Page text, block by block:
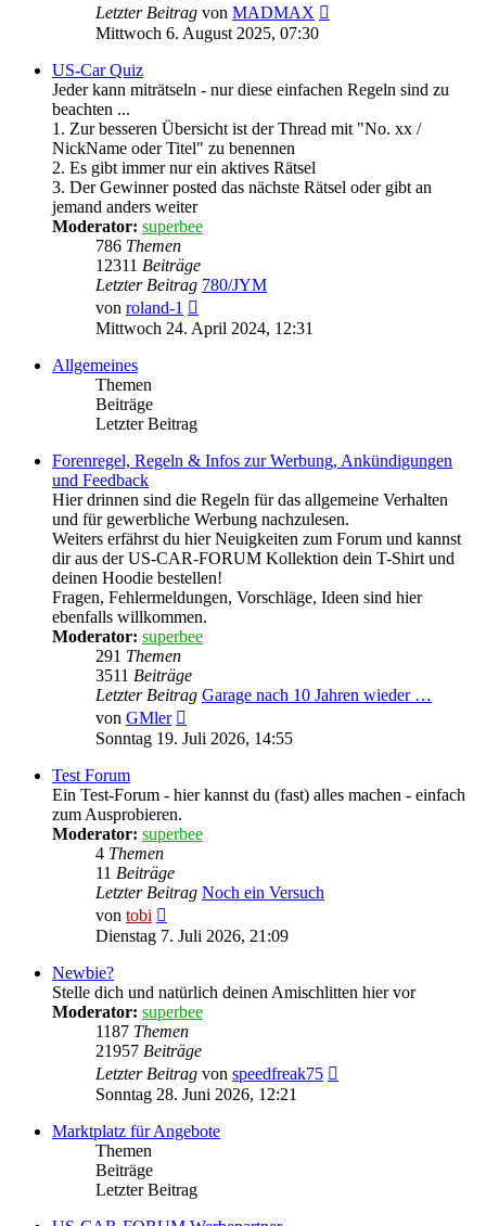
Letzter Beitrag von MADMAX
Mittwoch 6. August 2025, 07:30
US-Car Quiz
Jeder kann miträtseln - nur diese einfachen Regeln sind zu
beachten ...
1. Zur besseren Übersicht ist der Thread mit "No. xx /
NickName oder Titel" zu benennen
2. Es gibt immer nur ein aktives Rätsel
3. Der Gewinner posted das nächste Rätsel oder gibt an
jemand anders weiter
Moderator: superbee
786 Themen
12311 Beiträge
Letzter Beitrag 780/JYM
von roland-1
Beitrag
Mittwoch 24. April 2024, 12:31
Allgemeines
Themen
Beiträge
Letzter Beitrag
Forenregel, Regeln & Infos zur Werbung, Ankündigungen
und Feedback
Hier drinnen sind die Regeln für das allgemeine Verhalten
und für gewerbliche Werbung nachzulesen.
Weiters erfährst du hier Neuigkeiten zum Forum und kannst
dir aus der US-CAR-FORUM Kollektion dein T-Shirt und
deinen Hoodie bestellen!
Fragen, Fehlermeldungen, Vorschläge, Ideen sind hier
ebenfalls willkommen.
Moderator: superbee
291 Themen
3511 Beiträge
Letzter Beitrag Garage nach 10 Jahren wieder …
von GMler
Beitrag
Sonntag 19. Juli 2026, 14:55
Test Forum
Ein Test-Forum - hier kannst du (fast) alles machen - einfach
zum Ausprobieren.
Moderator: superbee
4 Themen
11 Beiträge
Letzter Beitrag Noch ein Versuch
von tobi
Beitrag
Dienstag 7. Juli 2026, 21:09
Newbie?
Stelle dich und natürlich deinen Amischlitten hier vor
Moderator: superbee
1187 Themen
21957 Beiträge
Letzter Beitrag von speedfreak75
Sonntag 28. Juni 2026, 12:21
Marktplatz für Angebote
Themen
Beiträge
Letzter Beitrag